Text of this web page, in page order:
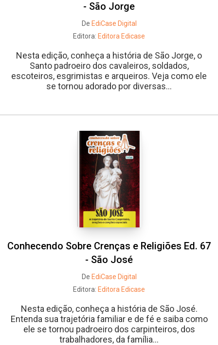
- São Jorge
De EdiCase Digital
Editora: Editora Edicase
Nesta edição, conheça a história de São Jorge, o
Santo padroeiro dos cavaleiros, soldados,
escoteiros, esgrimistas e arqueiros. Veja como ele
se tornou adorado por diversas...
Conhecendo Sobre Crenças e Religiões Ed. 67
- São José
De EdiCase Digital
Editora: Editora Edicase
Nesta edição, conheça a história de São José.
Entenda sua trajetória familiar e de fé e saiba como
ele se tornou padroeiro dos carpinteiros, dos
trabalhadores, da família...